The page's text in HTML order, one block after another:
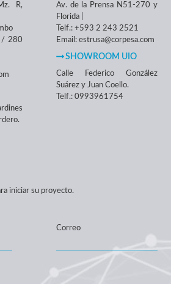
Av. de la Prensa N51-270 y
Florida |
Telf.: +593 2 243 2521
Email: estrusa@corpesa.com
SHOWROOM UIO
Calle Federico González
Suárez y Juan Coello.
Telf.: 0993961754
R,
/ 280
iniciar su proyecto.
Correo